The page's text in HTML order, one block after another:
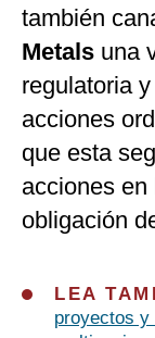
también
Metals una
regulatoria
acciones
que esta
acciones
obligación
LEA
proyectos y